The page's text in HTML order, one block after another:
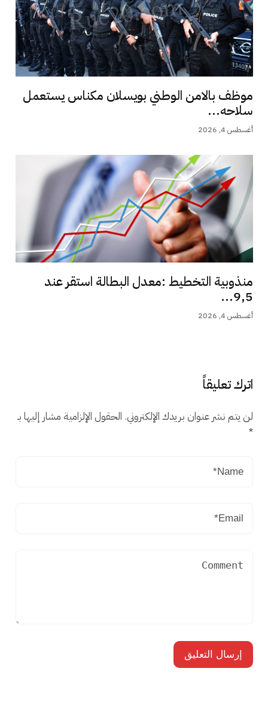
موظف بالامن الوطني بويسلان مكناس يستعمل
سلاحه...
أغسطس 4, 2026
منذوبية التخطيط :معدل البطالة استقر عند
9,5...
أغسطس 4, 2026
اترك تعليقاً
لن يتم نشر عنوان بريدك الإلكتروني. الحقول الإلزامية مشار إليها بـ
*